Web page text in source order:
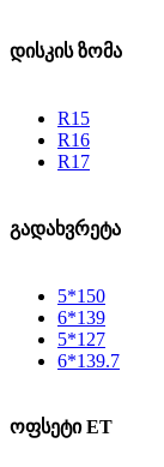
დისკის ზომა
R15
R16
R17
გადახვრეტა
5*150
6*139
5*127
6*139.7
ოფსეტი ET